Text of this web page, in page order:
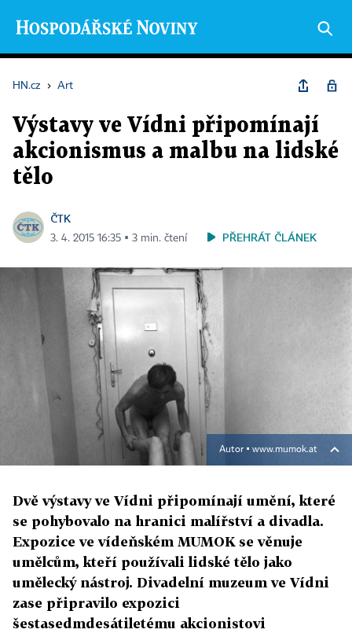
HN.cz › Art
Výstavy ve Vídni připomínají
akcionismus a malbu na lidské
tělo
ČTK
3. 4. 2015 16:35 ▪ 3 min. čtení PŘEHRÁT ČLÁNEK
Autor ▪ www.mumok.at
Dvě výstavy ve Vídni připomínají umění, které
se pohybovalo na hranici malířství a divadla.
Expozice ve vídeňském MUMOK se věnuje
umělcům, kteří používali lidské tělo jako
umělecký nástroj. Divadelní muzeum ve Vídni
zase připravilo expozici
šestasedmdesátiletému akcionistovi